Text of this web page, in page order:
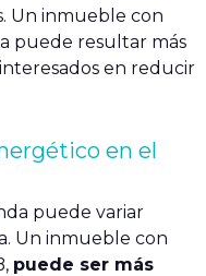
Un inmueble con
puede resultar más
en reducir
en el
puede variar
Un inmueble con
puede ser más